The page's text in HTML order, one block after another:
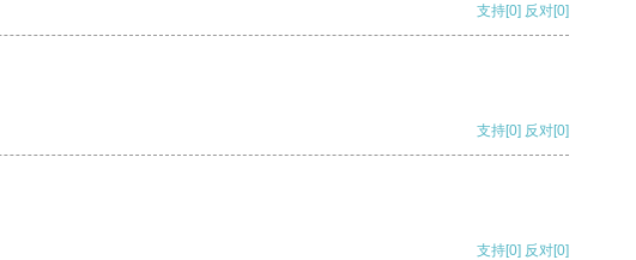
支持[0] 反对[0]
支持[0] 反对[0]
支持[0] 反对[0]